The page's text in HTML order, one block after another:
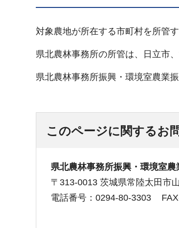
対象農地が所在する市町村を所管
県北農林事務所の所管は、日立市
県北農林事務所振興・環境室農業
このページに関するお
県北農林事務所振興・環境室農
〒313-0013 茨城県常陸太田市
電話番号：0294-80-3303